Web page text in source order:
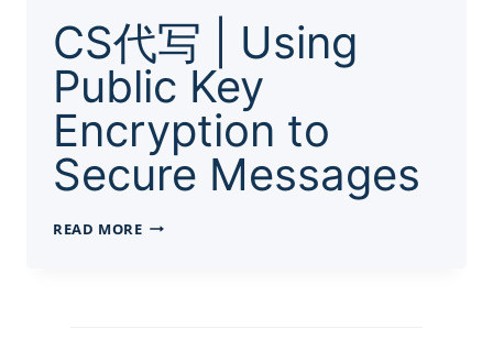
CS代写 | Using
Public Key
Encryption to
Secure Messages
READ MORECS